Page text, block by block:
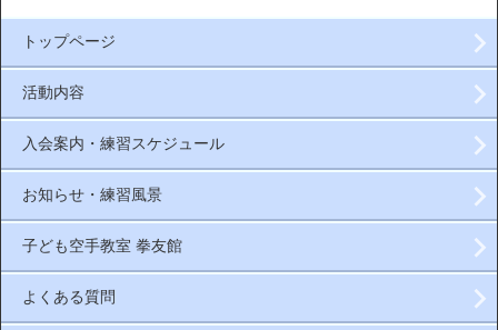
トップページ
活動内容
入会案内・練習スケジュール
お知らせ・練習風景
子ども空手教室 拳友館
よくある質問